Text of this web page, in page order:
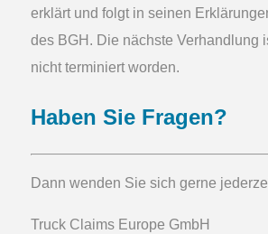
erklärt und folgt in seinen
des BGH. Die nächste Verhandlung
nicht terminiert worden.
Haben Sie Fragen?
Dann wenden Sie sich gerne
Truck Claims Europe GmbH